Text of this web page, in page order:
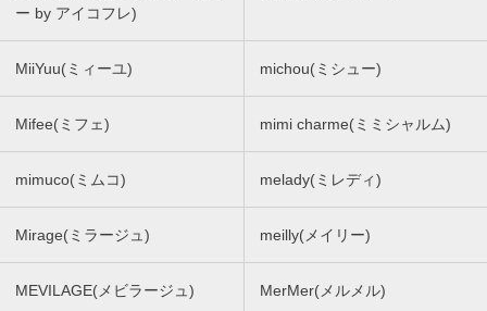
ー by アイコフレ)
MiiYuu(ミィーユ) michou(ミシュー)
Mifee(ミフェ) mimi charme(ミミシャルム)
mimuco(ミムコ) melady(ミレディ)
Mirage(ミラージュ) meilly(メイリー)
MEVILAGE(メビラージュ) MerMer(メルメル)